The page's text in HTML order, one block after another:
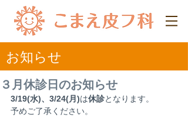
​お知らせ
３月休診日のお知らせ
3/19(水)、3/24(月)は休診となります。
予めご了承ください。